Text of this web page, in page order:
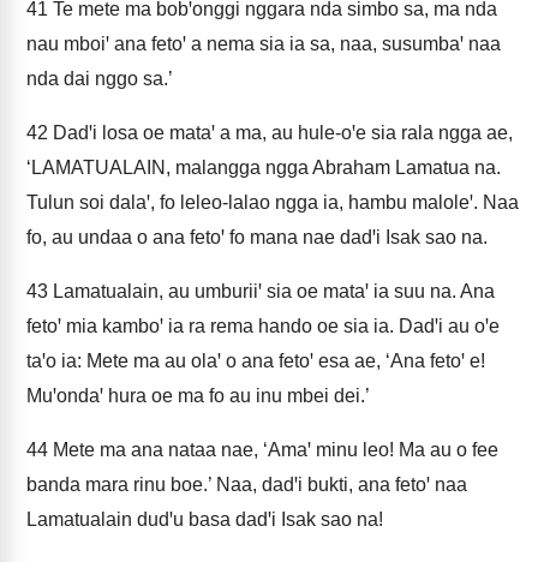
41 Te mete ma bobꞌonggi nggara nda simbo sa, ma nda
nau mboiꞌ ana fetoꞌ a nema sia ia sa, naa, susumbaꞌ naa
nda dai nggo sa.’
42 Dadꞌi losa oe mataꞌ a ma, au hule-oꞌe sia rala ngga ae,
‘LAMATUALAIN, malangga ngga Abraham Lamatua na.
Tulun soi dalaꞌ, fo leleo-lalao ngga ia, hambu maloleꞌ. Naa
fo, au undaa o ana fetoꞌ fo mana nae dadꞌi Isak sao na.
43 Lamatualain, au umburiiꞌ sia oe mataꞌ ia suu na. Ana
fetoꞌ mia kamboꞌ ia ra rema hando oe sia ia. Dadꞌi au oꞌe
taꞌo ia: Mete ma au olaꞌ o ana fetoꞌ esa ae, ‘Ana fetoꞌ e!
Muꞌondaꞌ hura oe ma fo au inu mbei dei.’
44 Mete ma ana nataa nae, ‘Amaꞌ minu leo! Ma au o fee
banda mara rinu boe.’ Naa, dadꞌi bukti, ana fetoꞌ naa
Lamatualain dudꞌu basa dadꞌi Isak sao na!